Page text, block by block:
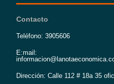
Contacto
Teléfono: 3905606
E:mail:
Dirección: Calle 112 # 18a 35